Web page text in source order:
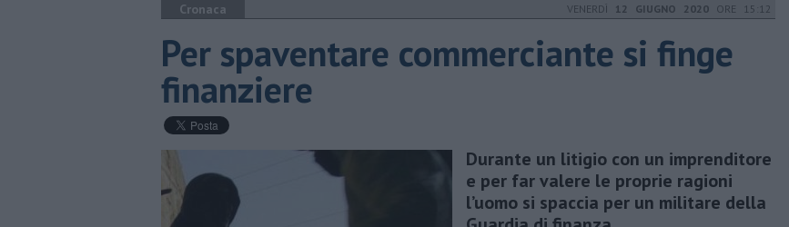
Cronaca VENERDÌ 12 GIUGNO 2020 ORE 15:12
Per spaventare commerciante si finge
finanziere
Durante un litigio con un imprenditore
e per far valere le proprie ragioni
l’uomo si spaccia per un militare della